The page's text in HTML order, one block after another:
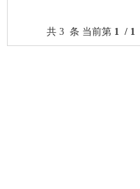
共 3 条 当前第 1 / 1